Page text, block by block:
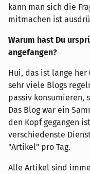
kann man sich die
mitmachen ist
Warum hast Du
angefangen?
Hui, das ist lange her
sehr viele Blogs
passiv konsumieren,
Das Blog war ein
den Kopf gegangen
verschiedenste
"Artikel" pro Tag.
Alle Artikel sind